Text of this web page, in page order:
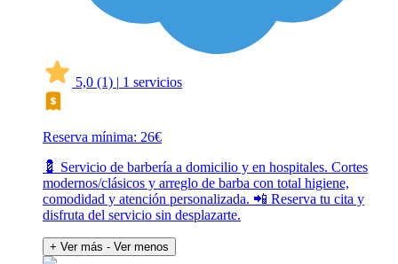
5,0 (1) | 1 servicios
Reserva mínima: 26€
💈 Servicio de barbería a domicilio y en hospitales. Cortes
modernos/clásicos y arreglo de barba con total higiene,
comodidad y atención personalizada. 📲 Reserva tu cita y
disfruta del servicio sin desplazarte.
+ Ver más - Ver menos